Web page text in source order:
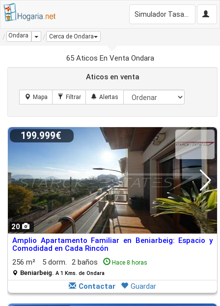
Ondara Dropdown
Cerca de Ondara
65 Aticos En Venta Ondara
Aticos en venta
20
199.999€
Amplio Apartamento Familiar en Beniarbeig: Espacio y
Comodidad en Cada Rincón
256 m²
5 dorm. 2 baños Hace 8 horas
Beniarbeig. A 1 Kms. de Ondara
Contactar Guardar